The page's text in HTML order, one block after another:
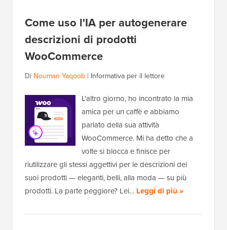
Come uso l'IA per autogenerare
descrizioni di prodotti
WooCommerce
Di Nouman Yaqoob | Informativa per il lettore
L'altro giorno, ho incontrato la mia
amica per un caffè e abbiamo
parlato della sua attività
WooCommerce. Mi ha detto che a
volte si blocca e finisce per
riutilizzare gli stessi aggettivi per le descrizioni dei
suoi prodotti — eleganti, belli, alla moda — su più
prodotti. La parte peggiore? Lei… Leggi di più »